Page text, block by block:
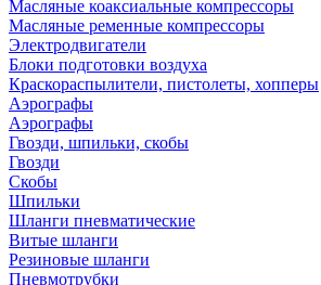
Масляные коаксиальные компрессоры
Масляные ременные компрессоры
Электродвигатели
Блоки подготовки воздуха
Краскораспылители, пистолеты, хопперы
Аэрографы
Аэрографы
Гвозди, шпильки, скобы
Гвозди
Скобы
Шпильки
Шланги пневматические
Витые шланги
Резиновые шланги
Пневмотрубки